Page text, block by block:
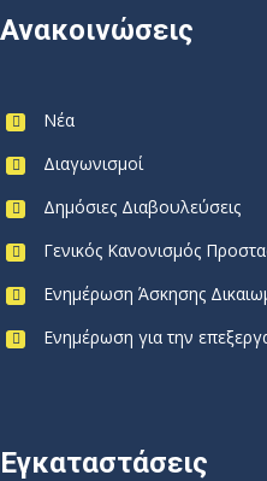
Ανακοινώσεις
Νέα
Διαγωνισμοί
Δημόσιες Διαβουλεύσεις
Γενικός Κανονισμός
Ενημέρωση Άσκησης
Ενημέρωση για την
Εγκαταστάσεις